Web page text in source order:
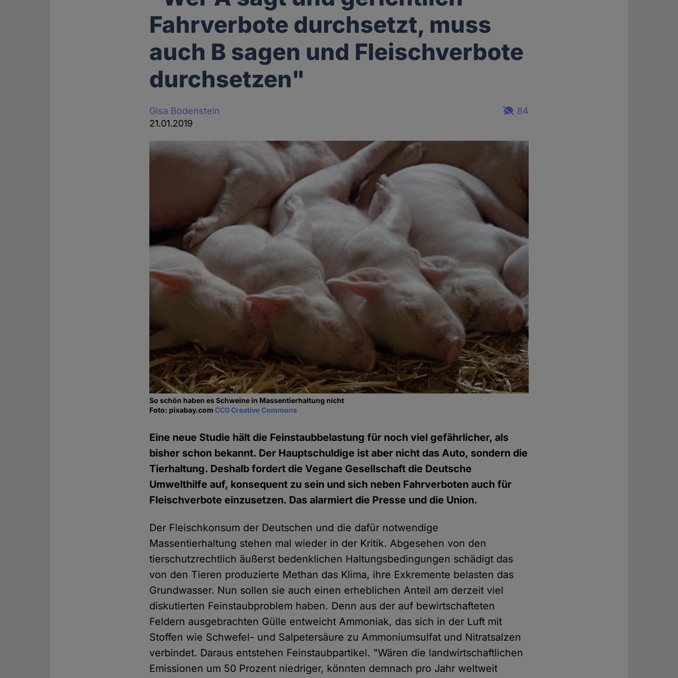
Fahrverbote durchsetzt, muss
auch B sagen und Fleischverbote
durchsetzen"
Gisa Bodenstein
21.01.2019
84
So schön haben es Schweine in Massentierhaltung nicht
Foto: pixabay.comCC0 Creative Commons
Eine neue Studie hält die Feinstaubbelastung für noch viel gefährlicher, als
bisher schon bekannt. Der Hauptschuldige ist aber nicht das Auto, sondern die
Tierhaltung. Deshalb fordert die Vegane Gesellschaft die Deutsche
Umwelthilfe auf, konsequent zu sein und sich neben Fahrverboten auch für
Fleischverbote einzusetzen. Das alarmiert die Presse und die Union.
Der Fleischkonsum der Deutschen und die dafür notwendige
Massentierhaltung stehen mal wieder in der Kritik. Abgesehen von den
tierschutzrechtlich äußerst bedenklichen Haltungsbedingungen schädigt das
von den Tieren produzierte Methan das Klima, ihre Exkremente belasten das
Grundwasser. Nun sollen sie auch einen erheblichen Anteil am derzeit viel
diskutierten Feinstaubproblem haben. Denn aus der auf bewirtschafteten
Feldern ausgebrachten Gülle entweicht Ammoniak, das sich in der Luft mit
Stoffen wie Schwefel- und Salpetersäure zu Ammoniumsulfat und Nitratsalzen
verbindet. Daraus entstehen Feinstaubpartikel. "Wären die landwirtschaftlichen
Emissionen um 50 Prozent niedriger, könnten demnach pro Jahr weltweit